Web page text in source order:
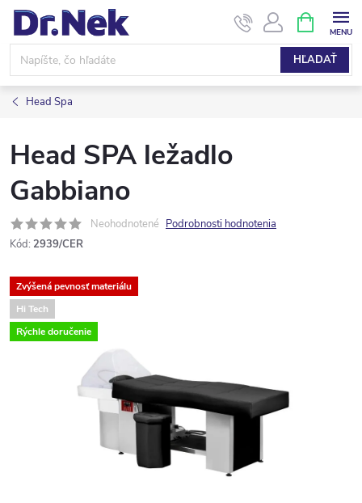
Prejsť
obsah
HĽADAŤ
KOŠÍK
Head Spa
Head SPA ležadlo
Gabbiano
Neohodnotené Podrobnosti hodnotenia
Kód: 2939/CER
Zvýšená pevnosť materiálu
Hi Tech
Rýchle doručenie